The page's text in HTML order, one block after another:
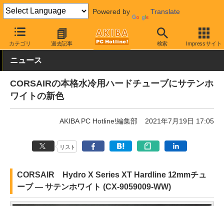
Powered by Translate
カテゴリ 過去記事 検索 Impressサイト
AKIBA PC Hotline! PCパーツ 水冷クーラー・パーツ Corsair
ニュース
CORSAIRの本格水冷用ハードチューブにサテンホ
ワイトの新色
AKIBA PC Hotline!編集部 2021年7月19日 17:05
リスト
CORSAIR Hydro X Series XT Hardline 12mmチュ
ーブ — サテンホワイト (CX-9059009-WW)